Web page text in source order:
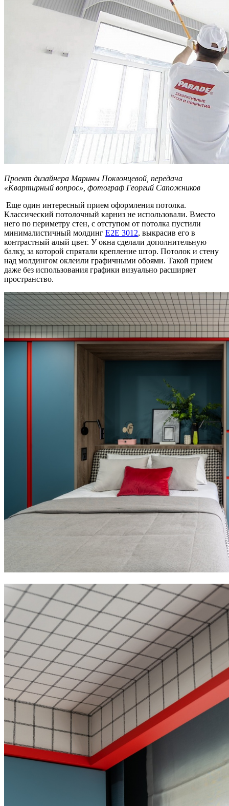
Проект дизайнера Марины Поклонцевой, передача
«Квартирный вопрос», фотограф Георгий Сапожников
Еще один интересный прием оформления потолка.
Классический потолочный карниз не использовали. Вместо
него по периметру стен, с отступом от потолка пустили
минималистичный молдинг E2E 3012, выкрасив его в
контрастный алый цвет. У окна сделали дополнительную
балку, за которой спрятали крепление штор. Потолок и стену
над молдингом оклеили графичными обоями. Такой прием
даже без использования графики визуально расширяет
пространство.